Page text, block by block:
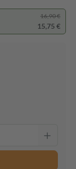
16,90 €
15,75 €